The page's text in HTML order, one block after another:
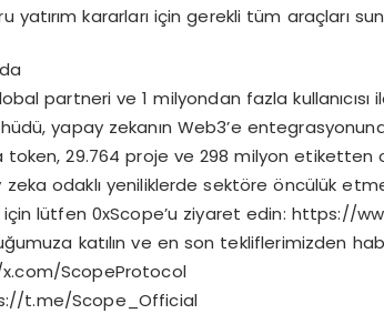
yatırım kararları için gerekli tüm araçları
partneri ve 1 milyondan fazla kullanıcısı
yapay zekanın Web3’e
29.764 proje ve 298 milyon etiketten
zeka odaklı yeniliklerde sektöre öncülük
lütfen 0xScope’u ziyaret edin: https://
katılın ve en son tekliflerimizden
ScopeProtocol
t.me/Scope_Official